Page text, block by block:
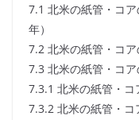
7.1 北米の紙管・コ
年）
7.2 北米の紙管・コ
7.3 北米の紙管・コ
7.3.1 北米の紙管・コ
7.3.2 北米の紙管・コ